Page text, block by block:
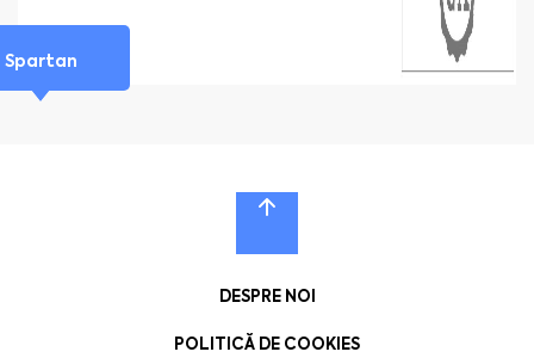
Spartan
DESPRE NOI
POLITICĂ DE COOKIES